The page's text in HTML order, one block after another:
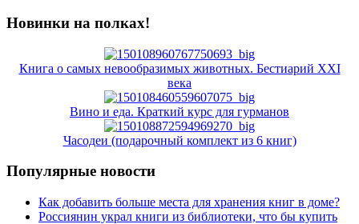
Новинки на полках!
Книга о самых невообразимых животных. Бестиарий XXI
века
Вино и еда. Краткий курс для гурманов
Часодеи (подарочный комплект из 6 книг)
Популярные новости
Как добавить больше места для хранения книг в доме?
Россиянин украл книги из библиотеки, что бы купить